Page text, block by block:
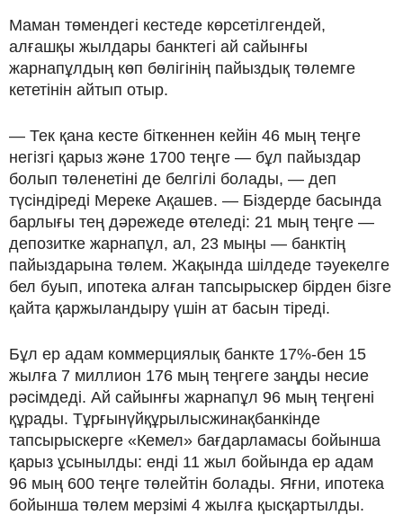
Маман төмендегі кестеде көрсетілгендей,
алғашқы жылдары банктегі ай сайынғы
жарнапұлдың көп бөлігінің пайыздық төлемге
кететінін айтып отыр.
— Тек қана кесте біткеннен кейін 46 мың теңге
негізгі қарыз және 1700 теңге — бұл пайыздар
болып төленетіні де белгілі болады, — деп
түсіндіреді Мереке Ақашев. — Біздерде басында
барлығы тең дәрежеде өтеледі: 21 мың теңге —
депозитке жарнапұл, ал, 23 мыңы — банктің
пайыздарына төлем. Жақында шілдеде тәуекелге
бел буып, ипотека алған тапсырыскер бірден бізге
қайта қаржыландыру үшін ат басын тіреді.
Бұл ер адам коммерциялық банкте 17%-бен 15
жылға 7 миллион 176 мың теңгеге заңды несие
рәсімдеді. Ай сайынғы жарнапұл 96 мың теңгені
құрады. Тұрғынүйқұрылысжинақбанкінде
тапсырыскерге «Кемел» бағдарламасы бойынша
қарыз ұсынылды: енді 11 жыл бойында ер адам
96 мың 600 теңге төлейтін болады. Яғни, ипотека
бойынша төлем мерзімі 4 жылға қысқартылды.